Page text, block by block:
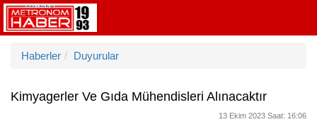
Haberler Duyurular
Kimyagerler Ve Gıda Mühendisleri Alınacaktır
13 Ekim 2023 Saat: 16:06